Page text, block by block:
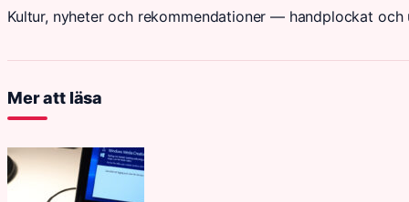
Kultur, nyheter och rekommendationer — handplockat
Mer att läsa